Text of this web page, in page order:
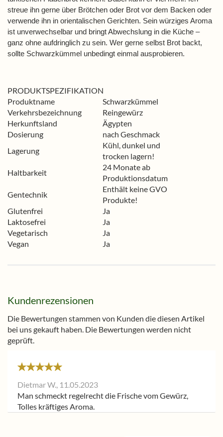
streue ihn gerne über Brötchen oder Brot vor dem Backen oder
verwende ihn in orientalischen Gerichten. Sein würziges Aroma
ist unverwechselbar und bringt Abwechslung in die Küche –
ganz ohne aufdringlich zu sein. Wer gerne selbst Brot backt,
sollte Schwarzkümmel unbedingt einmal ausprobieren.
PRODUKTSPEZIFIKATION
Produktname
Schwarzkümmel
Verkehrsbezeichnung
Reingewürz
Herkunftsland
Ägypten
Dosierung
nach Geschmack
Lagerung
Kühl, dunkel und
trocken lagern!
Haltbarkeit
24 Monate ab
Produktionsdatum
Gentechnik
Enthält keine GVO
Produkte!
Glutenfrei
Ja
Laktosefrei
Ja
Vegetarisch
Ja
Vegan
Ja
Kundenrezensionen
Die Bewertungen stammen von Kunden die diesen Artikel
bei uns gekauft haben. Die Bewertungen werden nicht
geprüft.
Dietmar W., 11.05.2023
Man schmeckt regelrecht die Frische vom Gewürz,
Tolles kräftiges Aroma.